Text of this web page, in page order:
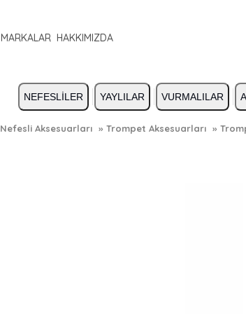
MARKALAR HAKKIMIZDA
NEFESLİLER YAYLILAR VURMALILAR
Nefesli Aksesuarları » Trompet Aksesuarları »